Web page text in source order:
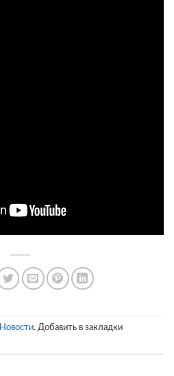
Новости. Добавить в закладки